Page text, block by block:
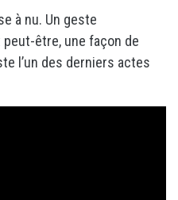
à nu. Un geste
peut-être, une façon de
l’un des derniers actes